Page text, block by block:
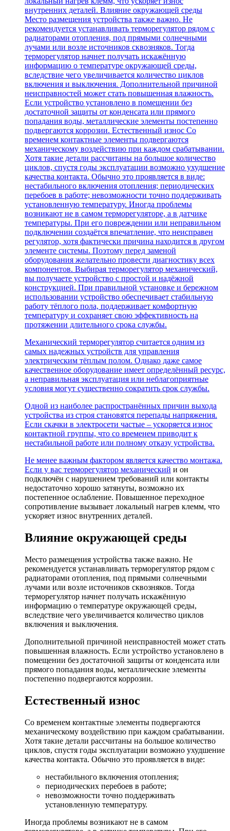
внутренних деталей. Влияние окружающей среды
Место размещения устройства также важно. Не
рекомендуется устанавливать терморегулятор рядом с
радиаторами отопления, под прямыми солнечными
лучами или возле источников сквозняков. Тогда
терморегулятор начнет получать искажённую
информацию о температуре окружающей среды,
вследствие чего увеличивается количество циклов
включения и выключения. Дополнительной причиной
неисправностей может стать повышенная влажность.
Если устройство установлено в помещении без
достаточной защиты от конденсата или прямого
попадания воды, металлические элементы постепенно
подвергаются коррозии. Естественный износ Со
временем контактные элементы подвергаются
механическому воздействию при каждом срабатывании.
Хотя такие детали рассчитаны на большое количество
циклов, спустя годы эксплуатации возможно ухудшение
качества контакта. Обычно это проявляется в виде:
нестабильного включения отопления; периодических
перебоев в работе; невозможности точно поддерживать
установленную температуру. Иногда проблемы
возникают не в самом терморегуляторе, а в датчике
температуры. При его повреждении или неправильном
подключении создаётся впечатление, что неисправен
регулятор, хотя фактически причина находится в другом
элементе системы. Поэтому перед заменой
оборудования желательно провести диагностику всех
компонентов. Выбирая терморегулятор механический,
вы получаете устройство с простой и надёжной
конструкцией. При правильной установке и бережном
использовании устройство обеспечивает стабильную
работу тёплого пола, поддерживает комфортную
температуру и сохраняет свою эффективность на
протяжении длительного срока службы.
Механический терморегулятор считается одним из
самых надежных устройств для управления
электрическим тёплым полом. Однако даже самое
качественное оборудование имеет определённый ресурс,
а неправильная эксплуатация или неблагоприятные
условия могут существенно сократить срок службы.
Одной из наиболее распространённых причин выхода
устройства из строя становятся перепады напряжения.
Если скачки в электросети частые – ускоряется износ
контактной группы, что со временем приводит к
нестабильной работе или полному отказу устройства.
Не менее важным фактором является качество монтажа.
Если у вас терморегулятор механический и он
подключён с нарушением требований или контакты
недостаточно хорошо затянуты, возможно их
постепенное ослабление. Повышенное переходное
сопротивление вызывает локальный нагрев клемм, что
ускоряет износ внутренних деталей.
Влияние окружающей среды
Место размещения устройства также важно. Не
рекомендуется устанавливать терморегулятор рядом с
радиаторами отопления, под прямыми солнечными
лучами или возле источников сквозняков. Тогда
терморегулятор начнет получать искажённую
информацию о температуре окружающей среды,
вследствие чего увеличивается количество циклов
включения и выключения.
Дополнительной причиной неисправностей может стать
повышенная влажность. Если устройство установлено в
помещении без достаточной защиты от конденсата или
прямого попадания воды, металлические элементы
постепенно подвергаются коррозии.
Естественный износ
Со временем контактные элементы подвергаются
механическому воздействию при каждом срабатывании.
Хотя такие детали рассчитаны на большое количество
циклов, спустя годы эксплуатации возможно ухудшение
качества контакта. Обычно это проявляется в виде:
нестабильного включения отопления;
периодических перебоев в работе;
невозможности точно поддерживать
установленную температуру.
Иногда проблемы возникают не в самом